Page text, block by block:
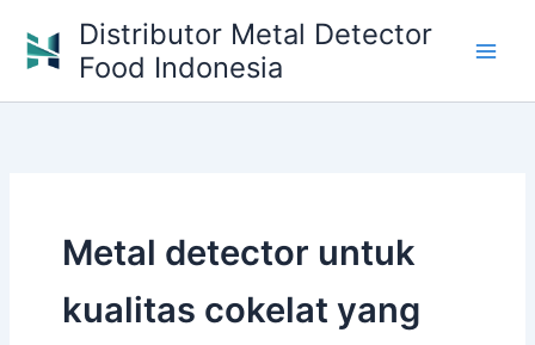
content
Distributor Metal Detector
Food Indonesia
Metal detector untuk
kualitas cokelat yang